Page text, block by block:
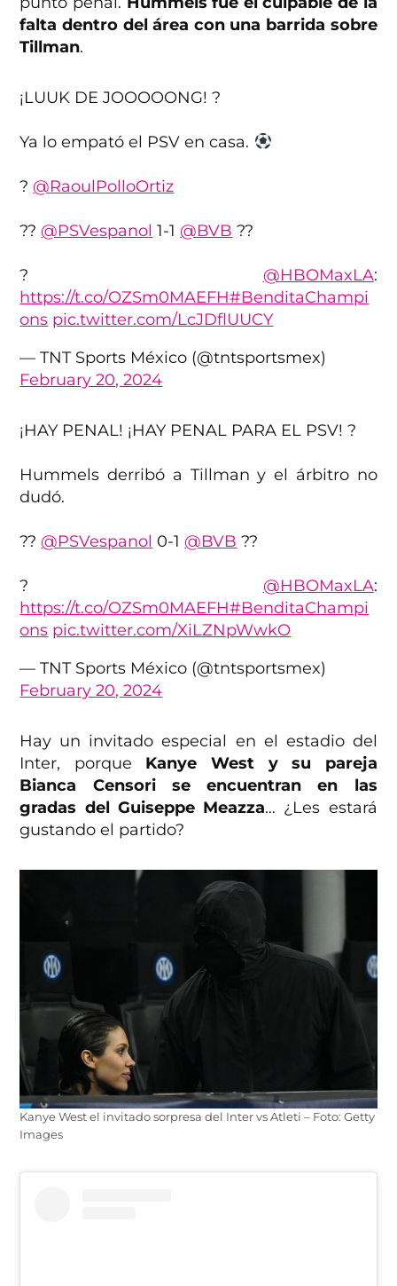
falta dentro del área con una barrida sobre
Tillman.
¡LUUK DE JOOOOONG! ?
Ya lo empató el PSV en casa.
?️ @RaoulPolloOrtiz
?? @PSVespanol 1-1 @BVB ??
? @HBOMaxLA:
https://t.co/OZSm0MAEFH#BenditaChampi
ons pic.twitter.com/LcJDflUUCY
— TNT Sports México (@tntsportsmex)
February 20, 2024
¡HAY PENAL! ¡HAY PENAL PARA EL PSV! ?
Hummels derribó a Tillman y el árbitro no
dudó.
?? @PSVespanol 0-1 @BVB ??
? @HBOMaxLA:
https://t.co/OZSm0MAEFH#BenditaChampi
ons pic.twitter.com/XiLZNpWwkO
— TNT Sports México (@tntsportsmex)
February 20, 2024
Hay un invitado especial en el estadio del
Inter, porque Kanye West y su pareja
Bianca Censori se encuentran en las
gradas del Guiseppe Meazza… ¿Les estará
gustando el partido?
Kanye West el invitado sorpresa del Inter vs Atleti – Foto: Getty
Images